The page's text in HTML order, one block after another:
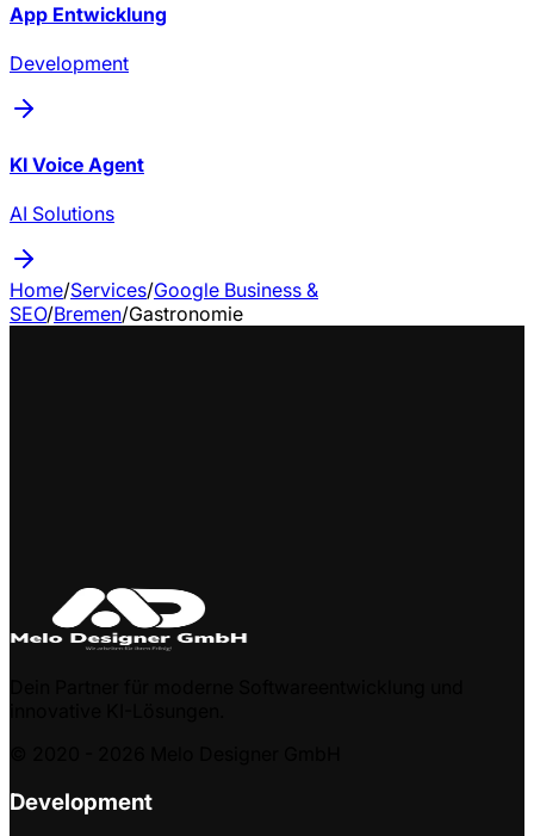
App Entwicklung
Development
KI Voice Agent
AI Solutions
Home/Services/Google Business &
SEO/Bremen/Gastronomie
Development